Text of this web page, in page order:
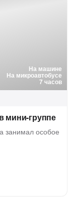
На машине
На микроавтобусе
7 часов
мини-группе
занимал особое